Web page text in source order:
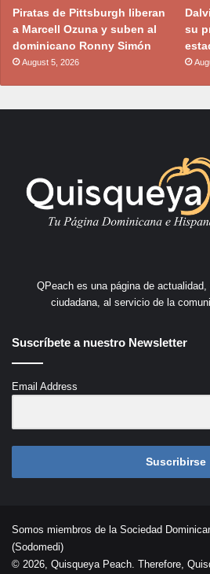
Piratas de Pittsburgh liberan
a Marcell Ozuna y suben al
dominicano Ronny Simón
August 5, 2026
su
QPeach es una página de
ciudadana, al servicio de la
Suscríbete a nuestro Newsletter
Email Address
Suscribirse
Somos miembros de la Sociedad
(Sodomedi)
© 2026, Quisqueya Peach. Therefore,